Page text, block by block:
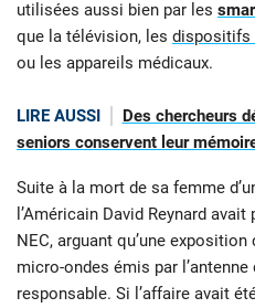
utilisées aussi bien par les
que la télévision, les dispositifs
ou les appareils médicaux.
LIRE AUSSI
Des chercheurs
seniors conservent leur
Suite à la mort de sa femme
l’Américain David Reynard
NEC, arguant qu’une
micro-ondes émis par
responsable. Si l’affaire avait